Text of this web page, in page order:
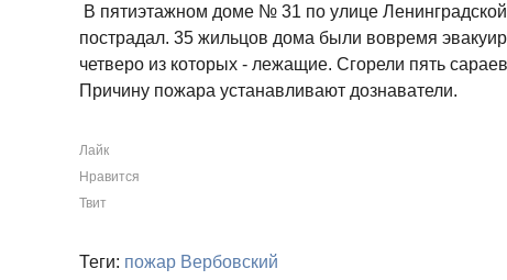
В пятиэтажном доме № 31 по улице
пострадал. 35 жильцов дома были вовремя
четверо из которых - лежащие. Сгорели пять
Причину пожара устанавливают дознаватели.
Лайк
Нравится
Твит
Теги: пожар Вербовский